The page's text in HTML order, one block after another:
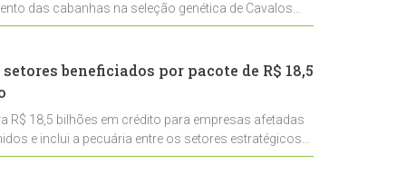
das cabanhas na seleção genética de Cavalos
beneficiados por pacote de R$ 18,5
R$ 18,5 bilhões em crédito para empresas afetadas
e inclui a pecuária entre os setores estratégicos